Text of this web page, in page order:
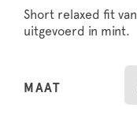
Short relaxed fit
uitgevoerd in mint.
MAAT